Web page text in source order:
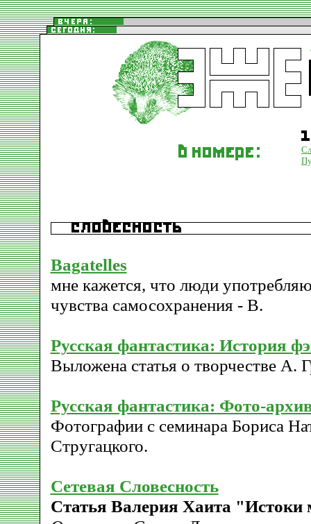
Bagatelles
мне кажется, что люди
чувства самосохранения - В.
Русская фантастика: История
Выложена статья о творчестве А.
Русская фантастика: Фото-
Фотографии с семинара Бориса
Стругацкого.
Сетевая Словесность
Статья Валерия Хаита